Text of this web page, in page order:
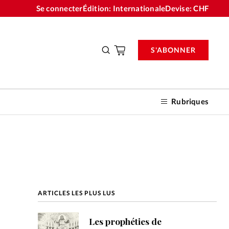
Se connecterÉdition: InternationaleDevise:CHF
Rubriques
S'ABONNER
ARTICLES LES PLUS LUS
Les prophéties de